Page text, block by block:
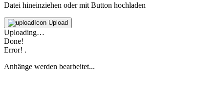
Datei hineinziehen oder mit Button hochladen
Upload
Uploading…
Done!
Error! .
Anhänge werden bearbeitet...